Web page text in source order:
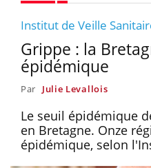
Institut de Veille
Grippe : la
épidémique
Par Julie Levallois
Le seuil épidémique
en Bretagne. Onze
épidémique, selon